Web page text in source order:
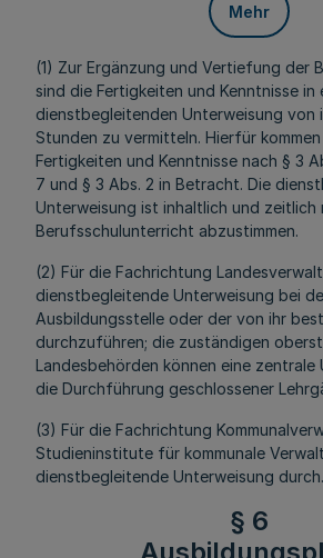
Mehr
(1) Zur Ergänzung und Vertiefung der
sind die Fertigkeiten und Kenntnisse in
dienstbegleitenden Unterweisung von
Stunden zu vermitteln. Hierfür
Fertigkeiten und Kenntnisse nach § 3
7 und § 3 Abs. 2 in Betracht. Die
Unterweisung ist inhaltlich und zeitlich
Berufsschulunterricht abzustimmen.
(2) Für die Fachrichtung
dienstbegleitende Unterweisung bei
Ausbildungsstelle oder der von ihr
durchzuführen; die zuständigen
Landesbehörden können eine zentrale
die Durchführung geschlossener
(3) Für die Fachrichtung
Studieninstitute für kommunale
dienstbegleitende Unterweisung durch.
§ 6